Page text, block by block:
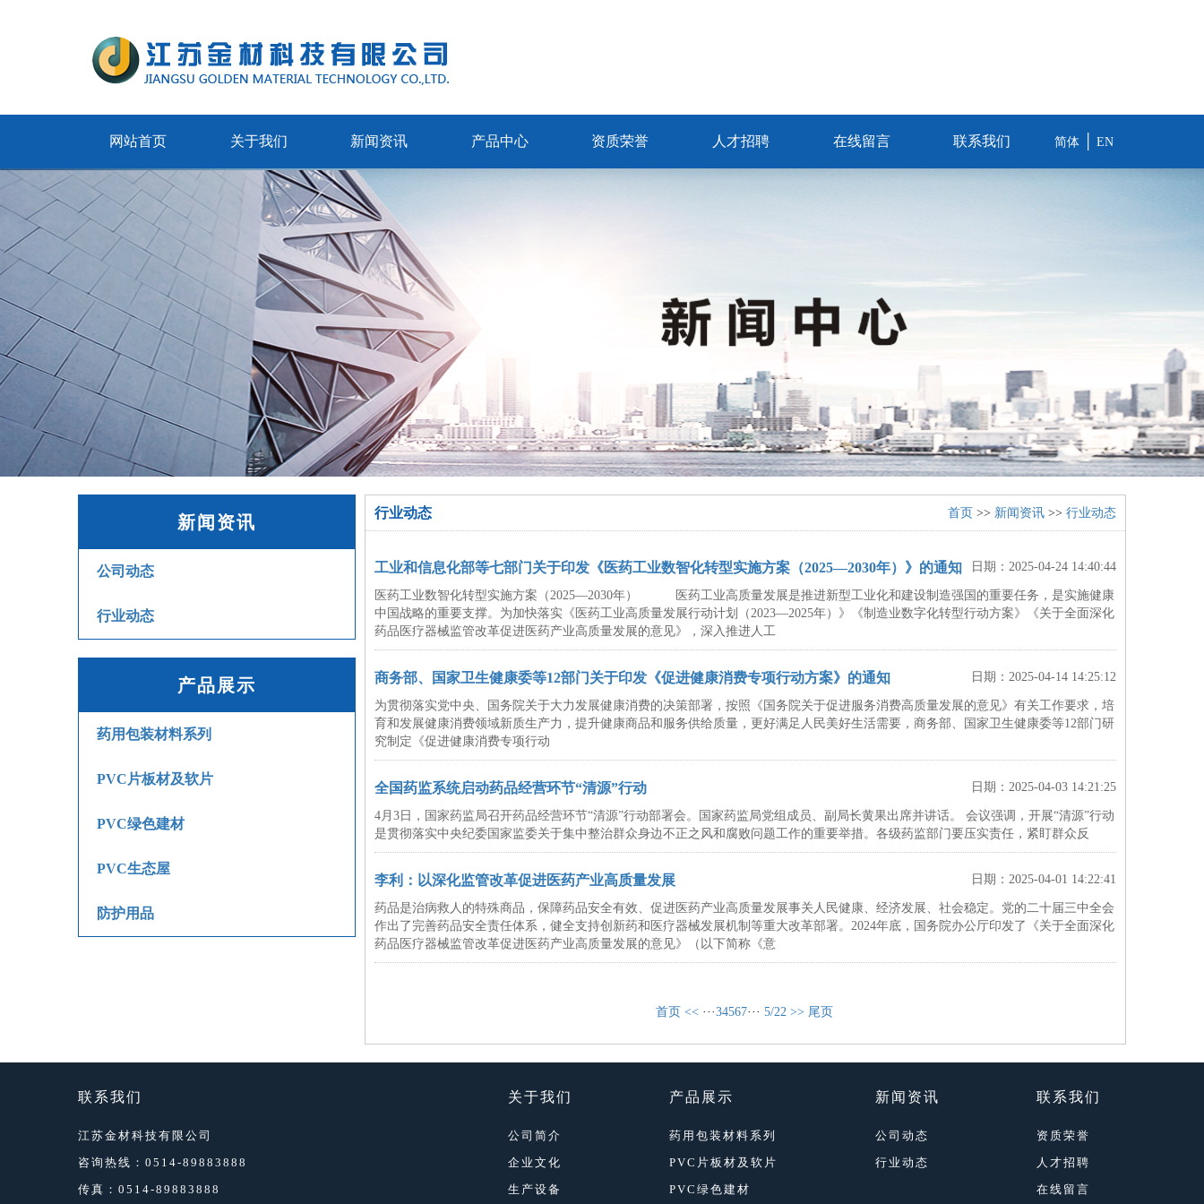
网站首页 关于我们 新闻资讯 产品中心 资质荣誉 人才招聘 在线留言 联系我们 简体 │EN
新闻资讯
公司动态
行业动态
产品展示
药用包装材料系列
PVC片板材及软片
PVC绿色建材
PVC生态屋
防护用品
行业动态 首页 >> 新闻资讯 >> 行业动态
工业和信息化部等七部门关于印发《医药工业数智化转型实施方案（2025—2030年）》的通知 日期：2025-04-24 14:40:44
医药工业数智化转型实施方案（2025—2030年） 医药工业高质量发展是推进新型工业化和建设制造强国的重要任务，是实施健康
中国战略的重要支撑。为加快落实《医药工业高质量发展行动计划（2023—2025年）》《制造业数字化转型行动方案》《关于全面深化
药品医疗器械监管改革促进医药产业高质量发展的意见》，深入推进人工
商务部、国家卫生健康委等12部门关于印发《促进健康消费专项行动方案》的通知 日期：2025-04-14 14:25:12
为贯彻落实党中央、国务院关于大力发展健康消费的决策部署，按照《国务院关于促进服务消费高质量发展的意见》有关工作要求，培
育和发展健康消费领域新质生产力，提升健康商品和服务供给质量，更好满足人民美好生活需要，商务部、国家卫生健康委等12部门研
究制定《促进健康消费专项行动
全国药监系统启动药品经营环节“清源”行动 日期：2025-04-03 14:21:25
4月3日，国家药监局召开药品经营环节“清源”行动部署会。国家药监局党组成员、副局长黄果出席并讲话。 会议强调，开展“清源”行动
是贯彻落实中央纪委国家监委关于集中整治群众身边不正之风和腐败问题工作的重要举措。各级药监部门要压实责任，紧盯群众反
李利：以深化监管改革促进医药产业高质量发展 日期：2025-04-01 14:22:41
药品是治病救人的特殊商品，保障药品安全有效、促进医药产业高质量发展事关人民健康、经济发展、社会稳定。党的二十届三中全会
作出了完善药品安全责任体系，健全支持创新药和医疗器械发展机制等重大改革部署。2024年底，国务院办公厅印发了《关于全面深化
药品医疗器械监管改革促进医药产业高质量发展的意见》（以下简称《意
首页 << ···34567··· 5/22 >> 尾页
联系我们
江苏金材科技有限公司
咨询热线：0514-89883888
传真：0514-89883888
联系我们
资质荣誉
人才招聘
在线留言
新闻资讯
公司动态
行业动态
产品展示
药用包装材料系列
PVC片板材及软片
PVC绿色建材
关于我们
公司简介
企业文化
生产设备